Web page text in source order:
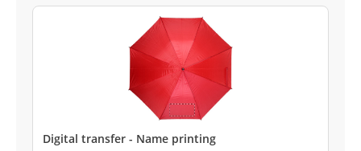
Digital transfer - Name printing